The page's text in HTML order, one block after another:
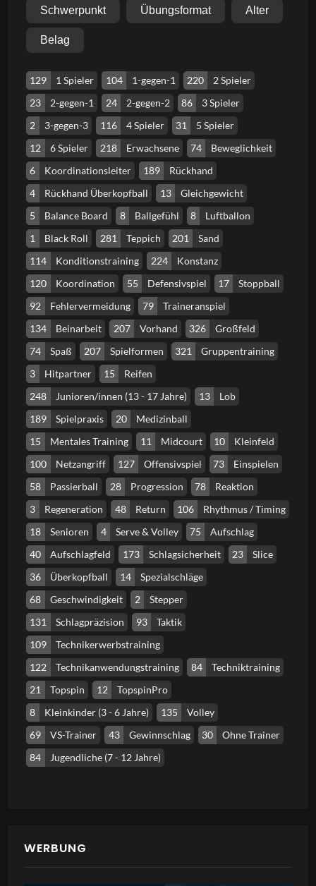
Schwerpunkt Übungsformat Alter
Belag
129 1 Spieler 104 1-gegen-1 220
2 Spieler
23
2-gegen-1 24 2-gegen-2 86
3 Spieler
2
3-gegen-3 116 4 Spieler 31
5 Spieler
12
6 Spieler 218 Erwachsene 74
Beweglichkeit
6
Koordinationsleiter 189
Rückhand
4
Rückhand Überkopfball 13
Gleichgewicht
5
Balance Board 8 Ballgefühl 8
Luftballon
1
Black Roll 281 Teppich 201
Sand
114
Konditionstraining 224
Konstanz
120
Koordination 55 Defensivspiel 17
Stoppball
92
Fehlervermeidung 79
Traineranspiel
134
Beinarbeit 207 Vorhand 326
Großfeld
74
Spaß 207 Spielformen 321
Gruppentraining
3
Hitpartner 15
Reifen
248
Junioren/innen (13 - 17 Jahre) 13
Lob
189
Spielpraxis 20
Medizinball
15
Mentales Training 11 Midcourt 10
Kleinfeld
100
Netzangriff 127 Offensivspiel 73
Einspielen
58
Passierball 28 Progression 78
Reaktion
3
Regeneration 48 Return 106
Rhythmus / Timing
18
Senioren 4 Serve & Volley 75
Aufschlag
40
Aufschlagfeld 173 Schlagsicherheit 23
Slice
36
Überkopfball 14
Spezialschläge
68
Geschwindigkeit 2
Stepper
131
Schlagpräzision 93
Taktik
109
Technikerwerbstraining
122
Technikanwendungstraining 84
Techniktraining
21
Topspin 12
TopspinPro
8
Kleinkinder (3 - 6 Jahre) 135
Volley
69
VS-Trainer 43 Gewinnschlag 30
Ohne Trainer
84
Jugendliche (7 - 12 Jahre)
WERBUNG